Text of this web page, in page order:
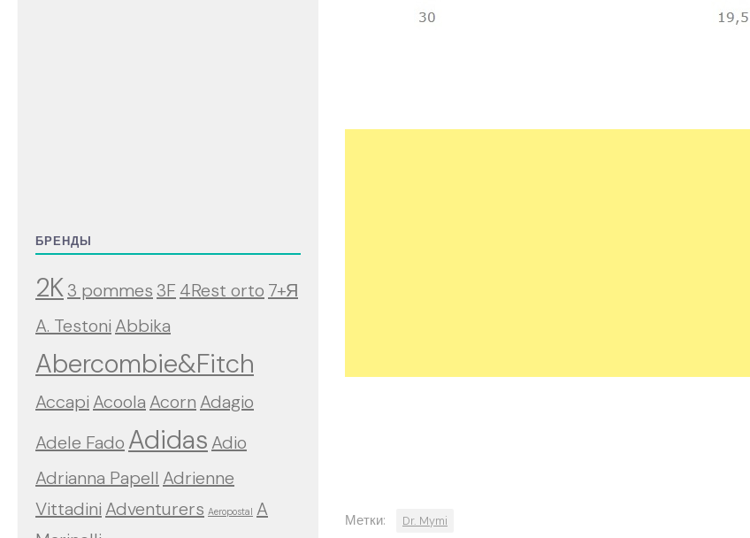
Метки: Dr. Mymi
БРЕНДЫ
2K3 pommes3F 4Rest orto 7+Я
A. Testoni Abbika
Abercombie&Fitch
Accapi Acoola Acorn Adagio
Adele Fado Adidas Adio
Adrianna Papell Adrienne
Vittadini Adventurers Aeropostal A